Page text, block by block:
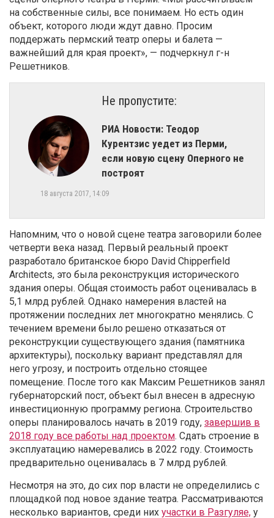
на собственные силы, все понимаем. Но есть один
объект, которого люди ждут давно. Просим
поддержать пермский театр оперы и балета —
важнейший для края проект», — подчеркнул г-н
Решетников.
Не пропустите:
РИА Новости: Теодор
Курентзис уедет из Перми,
если новую сцену Оперного не
построят
18 августа 2017, 14:09
Напомним, что о новой сцене театра заговорили более
четверти века назад. Первый реальный проект
разработало британское бюро David Chipperfield
Architects, это была реконструкция исторического
здания оперы. Общая стоимость работ оценивалась в
5,1 млрд рублей. Однако намерения властей на
протяжении последних лет многократно менялись. С
течением времени было решено отказаться от
реконструкции существующего здания (памятника
архитектуры), поскольку вариант представлял для
него угрозу, и построить отдельно стоящее
помещение. После того как Максим Решетников занял
губернаторский пост, объект был внесен в адресную
инвестиционную программу региона. Строительство
оперы планировалось начать в 2019 году, завершив в
2018 году все работы над проектом. Сдать строение в
эксплуатацию намеревались в 2022 году. Стоимость
предварительно оценивалась в 7 млрд рублей.
Несмотря на это, до сих пор власти не определились с
площадкой под новое здание театра. Рассматриваются
несколько вариантов, среди них участки в Разгуляе, у